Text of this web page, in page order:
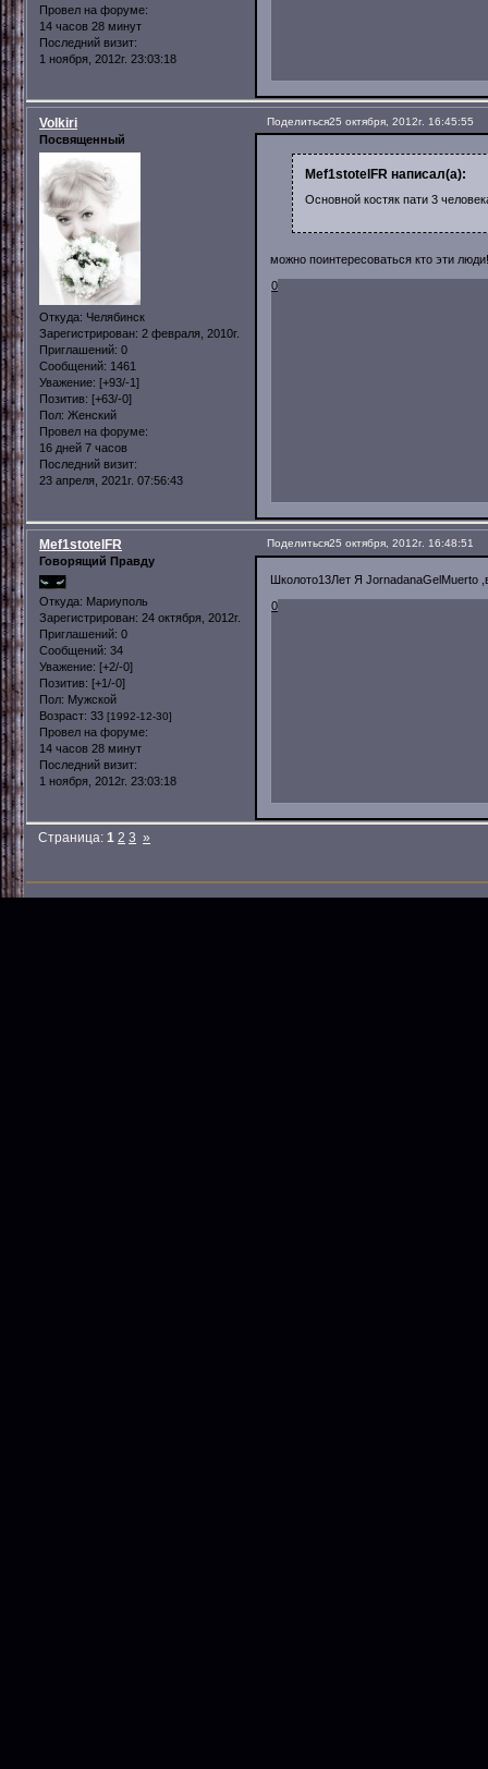
Провел на форуме:
14 часов 28 минут
Последний визит:
1 ноября, 2012г. 23:03:18
Поделиться25 октября, 2012г. 16:45:55
Volkiri
Посвященный
Откуда: Челябинск
Зарегистрирован: 2 февраля, 2010г.
Приглашений: 0
Сообщений: 1461
Уважение: [+93/-1]
Позитив: [+63/-0]
Пол: Женский
Провел на форуме:
16 дней 7 часов
Последний визит:
23 апреля, 2021г. 07:56:43
Mef1stotelFR написал(а):
Основной костяк пати 3
можно поинтересоваться кто эти
0
Поделиться25 октября, 2012г. 16:48:51
Mef1stotelFR
Говорящий Правду
Откуда: Мариуполь
Зарегистрирован: 24 октября, 2012г.
Приглашений: 0
Сообщений: 34
Уважение: [+2/-0]
Позитив: [+1/-0]
Пол: Мужской
Возраст: 33 [1992-12-30]
Провел на форуме:
14 часов 28 минут
Последний визит:
1 ноября, 2012г. 23:03:18
Школото13Лет Я JornadanaGelMuerto
0
Страница:1 2 3 »